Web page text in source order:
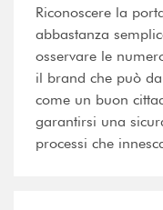
Riconoscere la
abbastanza
osservare le
il brand che può
come un buon
garantirsi una
processi che